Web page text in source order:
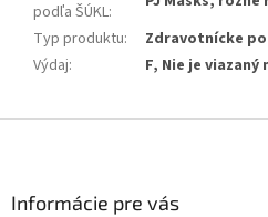
podľa ŠÚKL:
Typ produktu:
Zdravotnícke
Výdaj: F, Nie je
Informácie pre vás